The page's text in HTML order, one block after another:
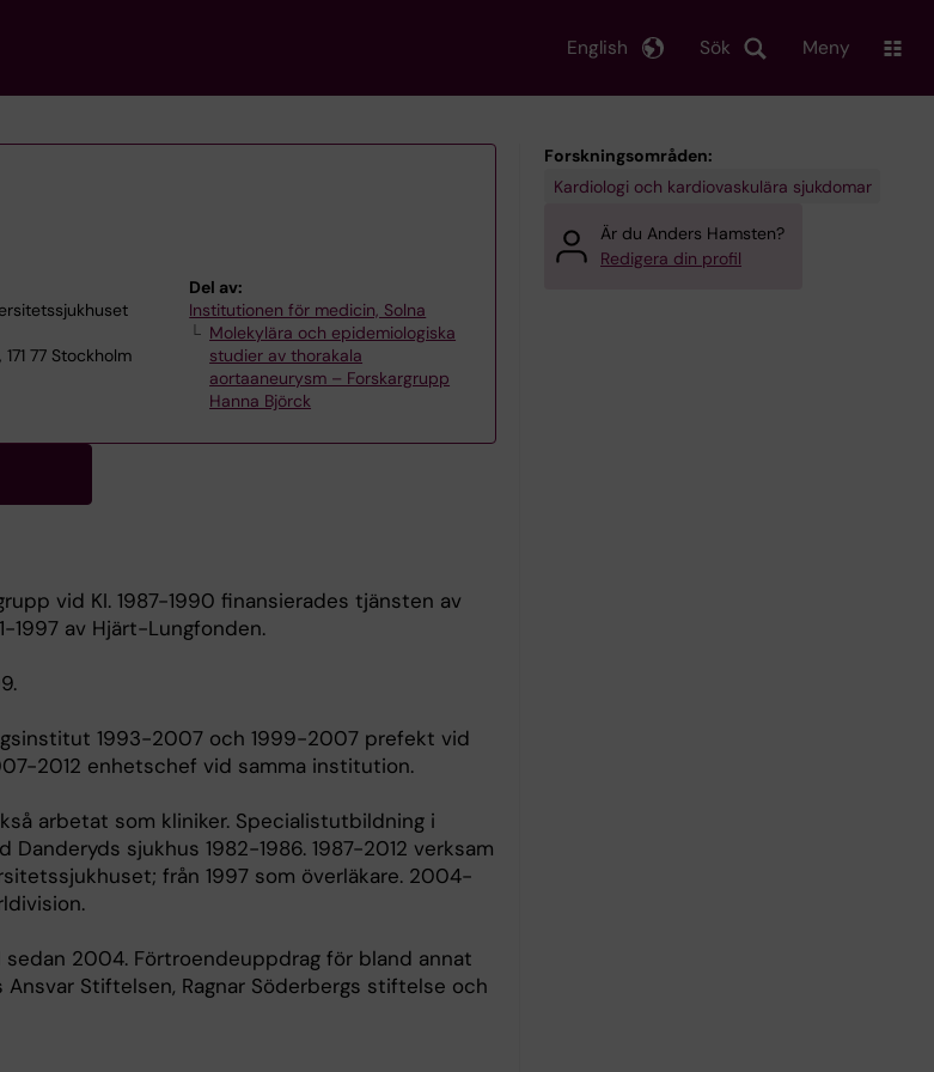
Sök
English Meny
77 Stockholm
Del av:
Institutionen för medicin, Solna
Molekylära och epidemiologiska
studier av thorakala
aortaaneurysm – Forskargrupp
Hanna Björck
vid KI. 1987-1990 finansierades tjänsten av
1997 av Hjärt-Lungfonden.
1993-2007 och 1999-2007 prefekt vid
2012 enhetschef vid samma institution.
arbetat som kliniker. Specialistutbildning i
sjukhus 1982-1986. 1987-2012 verksam
från 1997 som överläkare. 2004-
sedan 2004. Förtroendeuppdrag för bland annat
Stiftelsen, Ragnar Söderbergs stiftelse och
Forskningsområden:
Kardiologi och kardiovaskulära sjukdomar
Är du Anders Hamsten?
Redigera din profil